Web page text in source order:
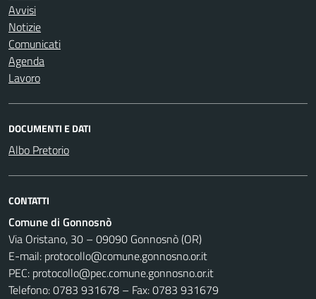
Avvisi
Notizie
Comunicati
Agenda
Lavoro
DOCUMENTI E DATI
Albo Pretorio
CONTATTI
Comune di Gonnosnò
Via Oristano, 30 – 09090 Gonnosnò (OR)
E-mail: protocollo@comune.gonnosno.or.it
PEC: protocollo@pec.comune.gonnosno.or.it
Telefono: 0783 931678 – Fax: 0783 931679